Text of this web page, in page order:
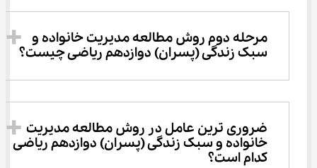
مرحله دوم روش مطالعه مدیریت خانواده و
سبک زندگی (پسران) دوازدهم ریاضی چیست؟
ضروری ترین عامل در روش مطالعه مدیریت
خانواده و سبک زندگی (پسران) دوازدهم ریاضی
کدام است؟